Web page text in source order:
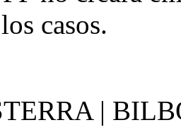
casos.
|